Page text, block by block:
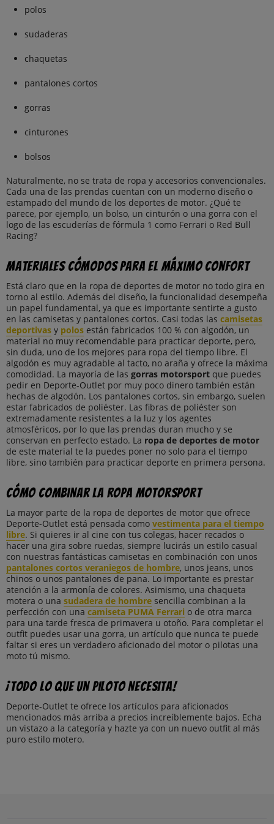
polos
sudaderas
chaquetas
pantalones cortos
gorras
cinturones
bolsos
Naturalmente, no se trata de ropa y accesorios convencionales.
Cada una de las prendas cuentan con un moderno diseño o
estampado del mundo de los deportes de motor. ¿Qué te
parece, por ejemplo, un bolso, un cinturón o una gorra con el
logo de las escuderías de fórmula 1 como Ferrari o Red Bull
Racing?
Materiales cómodos para el máximo confort
Está claro que en la ropa de deportes de motor no todo gira en
torno al estilo. Además del diseño, la funcionalidad desempeña
un papel fundamental, ya que es importante sentirte a gusto
en las camisetas y pantalones cortos. Casi todas las camisetas
deportivas y polos están fabricados 100 % con algodón, un
material no muy recomendable para practicar deporte, pero,
sin duda, uno de los mejores para ropa del tiempo libre. El
algodón es muy agradable al tacto, no araña y ofrece la máxima
comodidad. La mayoría de las gorras motorsport que puedes
pedir en Deporte-Outlet por muy poco dinero también están
hechas de algodón. Los pantalones cortos, sin embargo, suelen
estar fabricados de poliéster. Las fibras de poliéster son
extremadamente resistentes a la luz y los agentes
atmosféricos, por lo que las prendas duran mucho y se
conservan en perfecto estado. La ropa de deportes de motor
de este material te la puedes poner no solo para el tiempo
libre, sino también para practicar deporte en primera persona.
Cómo combinar la ropa motorsport
La mayor parte de la ropa de deportes de motor que ofrece
Deporte-Outlet está pensada como vestimenta para el tiempo
libre. Si quieres ir al cine con tus colegas, hacer recados o
hacer una gira sobre ruedas, siempre lucirás un estilo casual
con nuestras fantásticas camisetas en combinación con unos
pantalones cortos veraniegos de hombre, unos jeans, unos
chinos o unos pantalones de pana. Lo importante es prestar
atención a la armonía de colores. Asimismo, una chaqueta
motera o una sudadera de hombre sencilla combinan a la
perfección con una camiseta PUMA Ferrari o de otra marca
para una tarde fresca de primavera u otoño. Para completar el
outfit puedes usar una gorra, un artículo que nunca te puede
faltar si eres un verdadero aficionado del motor o pilotas una
moto tú mismo.
¡Todo lo que un piloto necesita!
Deporte-Outlet te ofrece los artículos para aficionados
mencionados más arriba a precios increíblemente bajos. Echa
un vistazo a la categoría y hazte ya con un nuevo outfit al más
puro estilo motero.